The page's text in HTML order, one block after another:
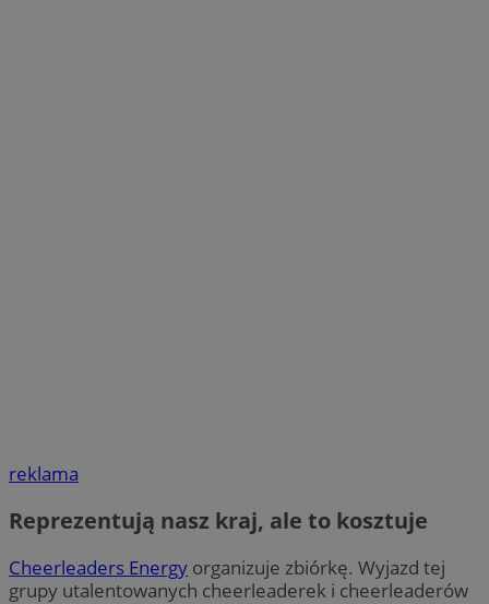
reklama
Reprezentują nasz kraj, ale to kosztuje
Cheerleaders Energy organizuje zbiórkę. Wyjazd tej
grupy utalentowanych cheerleaderek i cheerleaderów